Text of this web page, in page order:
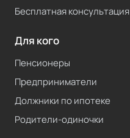
Бесплатная консультация
Для кого
Пенсионеры
Предприниматели
Должники по ипотеке
Родители-одиночки